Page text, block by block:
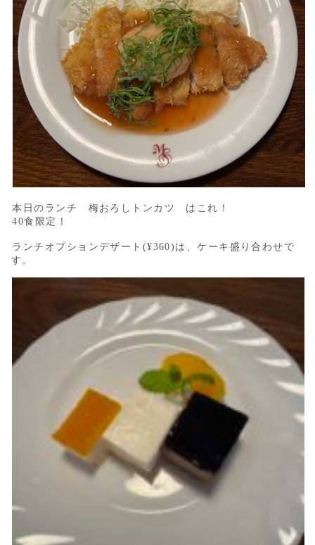
本日のランチ 梅おろしトンカツ はこれ！
40食限定！
ランチオプションデザート(¥360)は、ケーキ盛り合わせで
す。